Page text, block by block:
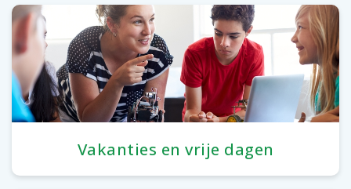
Vakanties en vrije dagen